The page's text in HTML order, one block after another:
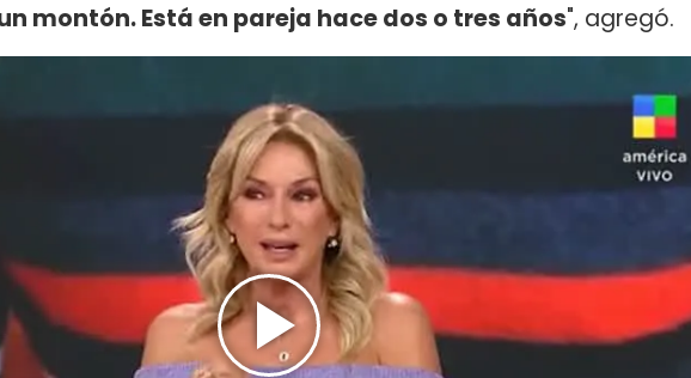
montón. Está en pareja hace dos o tres años", agregó.